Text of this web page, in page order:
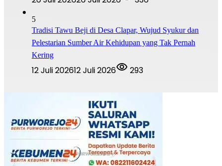
5
Tradisi Tawu Beji di Desa Clapar, Wujud Syukur dan
Pelestarian Sumber Air Kehidupan yang Tak Pernah
Kering
12 Juli 202612 Juli 2026 293